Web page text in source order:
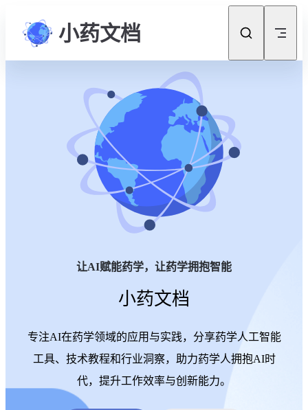
Skip to content
小药文档
让AI赋能药学，让药学拥抱智能
小药文档
专注AI在药学领域的应用与实践，分享药学人工智能
工具、技术教程和行业洞察，助力药学人拥抱AI时
代，提升工作效率与创新能力。